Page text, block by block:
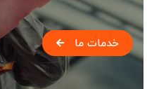
خدمات ما